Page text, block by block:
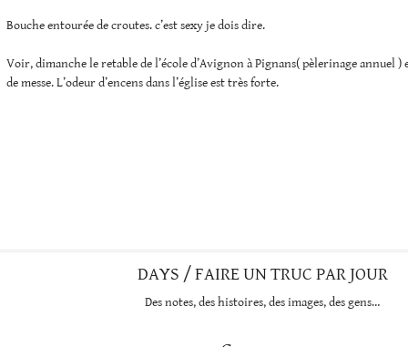
Bouche entourée de croutes. c’est sexy je dois dire.
Voir, dimanche le retable de l’école d’Avignon à Pignans( pèlerinage annuel
de messe. L’odeur d’encens dans l’église est très forte.
DAYS / FAIRE UN TRUC PAR JOUR
Des notes, des histoires, des images, des gens…